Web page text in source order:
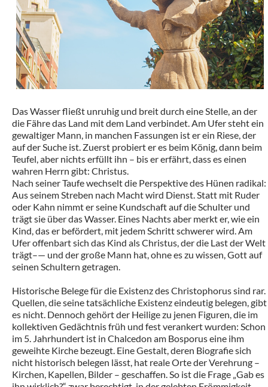
Das Wasser fließt unruhig und breit durch eine Stelle, an der
die Fähre das Land mit dem Land verbindet. Am Ufer steht ein
gewaltiger Mann, in manchen Fassungen ist er ein Riese, der
auf der Suche ist. Zuerst probiert er es beim König, dann beim
Teufel, aber nichts erfüllt ihn – bis er erfährt, dass es einen
wahren Herrn gibt: Christus.
Nach seiner Taufe wechselt die Perspektive des Hünen radikal:
Aus seinem Streben nach Macht wird Dienst. Statt mit Ruder
oder Kahn nimmt er seine Kundschaft auf die Schulter und
trägt sie über das Wasser. Eines Nachts aber merkt er, wie ein
Kind, das er befördert, mit jedem Schritt schwerer wird. Am
Ufer offenbart sich das Kind als Christus, der die Last der Welt
trägt–— und der große Mann hat, ohne es zu wissen, Gott auf
seinen Schultern getragen.
Historische Belege für die Existenz des Christophorus sind rar.
Quellen, die seine tatsächliche Existenz eindeutig belegen, gibt
es nicht. Dennoch gehört der Heilige zu jenen Figuren, die im
kollektiven Gedächtnis früh und fest verankert wurden: Schon
im 5. Jahrhundert ist in Chalcedon am Bosporus eine ihm
geweihte Kirche bezeugt. Eine Gestalt, deren Biografie sich
nicht historisch belegen lässt, hat reale Orte der Verehrung –
Kirchen, Kapellen, Bilder – geschaffen. So ist die Frage „Gab es